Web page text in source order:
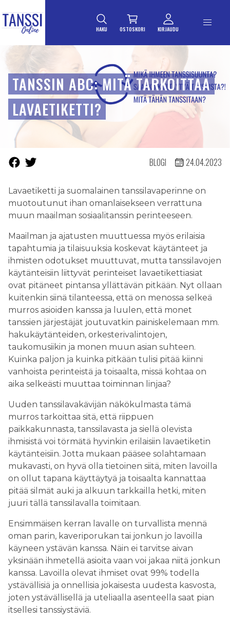
HAKU OSTOSKORI KIRJAUDU
TANSSIN ABC: MITÄ TARKOITTAA
LAVAETIKETTI?
BLOGI 24.04.2023
Lavaetiketti ja suomalainen tanssilavaperinne on
muotoutunut ihan omanlaisekseen verrattuna
muun maailman sosiaalitanssin perinteeseen.
Maailman ja ajatusten muuttuessa myös erilaisia
tapahtumia ja tilaisuuksia koskevat käytänteet ja
ihmisten odotukset muuttuvat, mutta tanssilavojen
käytänteisiin liittyvät perinteiset lavaetikettiasiat
ovat pitäneet pintansa yllättävän pitkään. Nyt ollaan
kuitenkin siinä tilanteessa, että on menossa selkeä
murros asioiden kanssa ja luulen, että monet
tanssien järjestäjät joutuvatkin painiskelemaan mm.
hakukäytänteiden, orkesterivalintojen,
taukomusiikin ja monen muun asian suhteen.
Kuinka paljon ja kuinka pitkään tulisi pitää kiinni
vanhoista perinteistä ja toisaalta, missä kohtaa on
aika selkeästi muuttaa toiminnan linjaa?
Uuden tanssilavakävijän näkökulmasta tämä
murros tarkoittaa sitä, että riippuen
paikkakunnasta, tanssilavasta ja siellä olevista
ihmisistä voi törmätä hyvinkin erilaisiin lavaetiketin
käytänteisiin. Jotta mukaan pääsee solahtamaan
mukavasti, on hyvä olla tietoinen siitä, miten lavoilla
on ollut tapana käyttäytyä ja toisaalta kannattaa
pitää silmät auki ja alkuun tarkkailla hetki, miten
juuri tällä tanssilavalla toimitaan.
Ensimmäisen kerran lavalle on turvallista mennä
oman parin, kaveriporukan tai jonkun jo lavoilla
käyneen ystävän kanssa. Näin ei tarvitse aivan
yksinään ihmetellä asioita vaan voi jakaa niitä jonkun
kanssa. Lavoilla olevat ihmiset ovat 99% todella
ystävällisiä ja onnellisia jokaisesta uudesta kasvosta,
joten ystävällisellä ja uteliaalla asenteella saat pian
itsellesi tanssiystäviä.